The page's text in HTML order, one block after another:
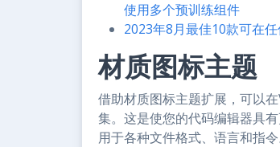
使用多个预训练组件
2023年8月最佳10款可在
材质图标主题
借助材质图标主题扩展，可以
集。这是使您的代码编辑器具
用于各种文件格式、语言和指